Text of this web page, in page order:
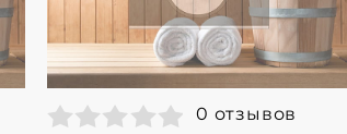
0 отзывов